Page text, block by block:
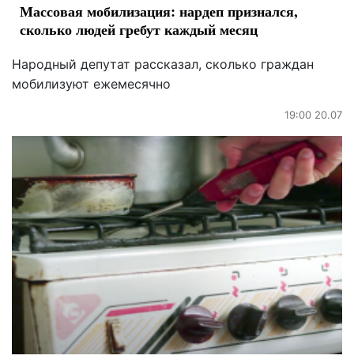
Массовая мобилизация: нардеп признался,
сколько людей гребут каждый месяц
Народный депутат рассказал, сколько граждан
мобилизуют ежемесячно
19:00 20.07